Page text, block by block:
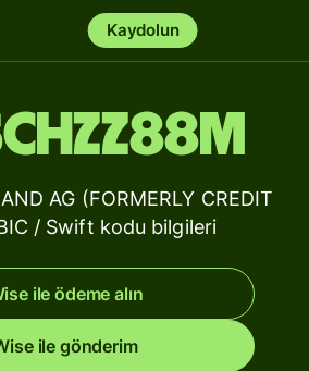
Kaydolun
AG (FORMERLY CREDIT
/ Swift kodu bilgileri
ile ödeme alın
ile gönderim